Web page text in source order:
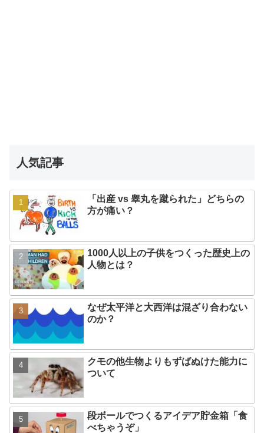
人気記事
「出産 vs 睾丸を蹴られた」どちらの
方が痛い？
1000人以上の子供をつくった歴史上の
人物とは？
なぜ太平洋と大西洋は混ざり合わない
のか？
クモの他生物よりもずばぬけた能力に
ついて
段ボールでつくるアイデア貯金箱「食
べちゃうぞ」